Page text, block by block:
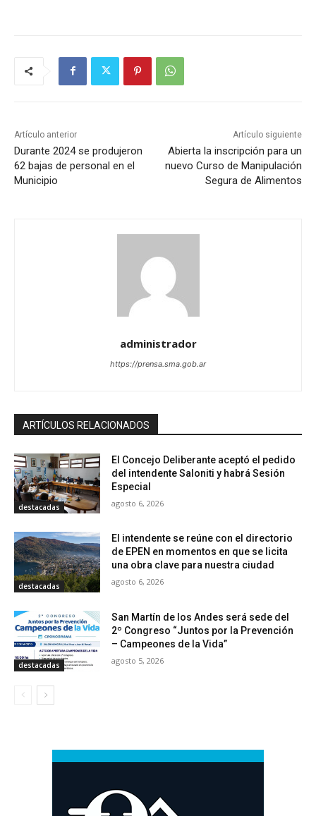
Artículo anterior
Durante 2024 se produjeron
62 bajas de personal en el
Municipio
Artículo siguiente
Abierta la inscripción para un
nuevo Curso de Manipulación
Segura de Alimentos
administrador
https://prensa.sma.gob.ar
ARTÍCULOS RELACIONADOS
destacadas
El Concejo Deliberante aceptó el pedido
del intendente Saloniti y habrá Sesión
Especial
agosto 6, 2026
destacadas
El intendente se reúne con el directorio
de EPEN en momentos en que se licita
una obra clave para nuestra ciudad
agosto 6, 2026
destacadas
San Martín de los Andes será sede del
2º Congreso “Juntos por la Prevención
– Campeones de la Vida”
agosto 5, 2026